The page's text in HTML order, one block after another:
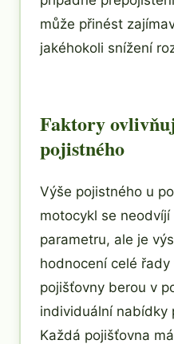
může přinést
jakéhokoli snížení
Faktory
pojistného
Výše pojistného u
motocykl se
parametru, ale je
hodnocení celé
pojišťovny berou v
individuální nabídky
Každá pojišťovna